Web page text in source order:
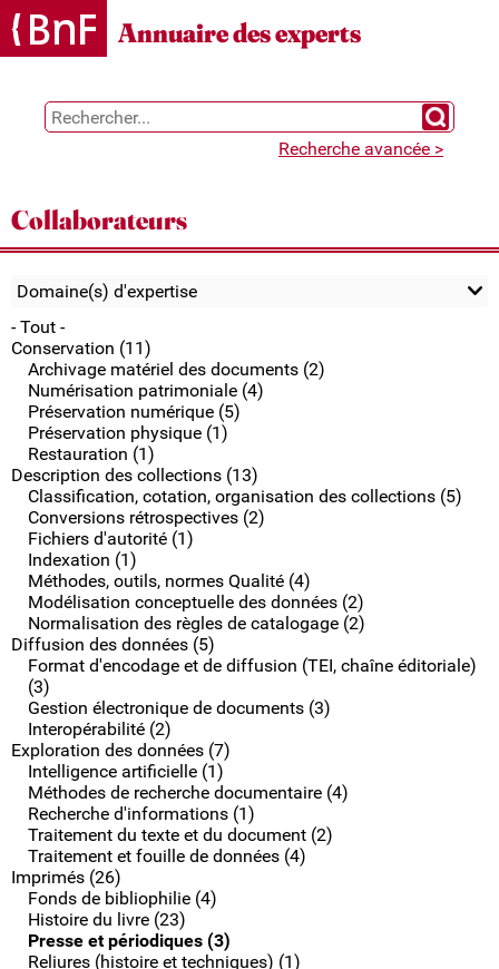
Gestion des cookies
Annuaire des experts
Chercher
Recherche avancée >
Collaborateurs
Domaine(s) d'expertise
- Tout -
Conservation (11)
Archivage matériel des documents (2)
Numérisation patrimoniale (4)
Préservation numérique (5)
Préservation physique (1)
Restauration (1)
Description des collections (13)
Classification, cotation, organisation des collections (5)
Conversions rétrospectives (2)
Fichiers d'autorité (1)
Indexation (1)
Méthodes, outils, normes Qualité (4)
Modélisation conceptuelle des données (2)
Normalisation des règles de catalogage (2)
Diffusion des données (5)
Format d'encodage et de diffusion (TEI, chaîne éditoriale)
(3)
Gestion électronique de documents (3)
Interopérabilité (2)
Exploration des données (7)
Intelligence artificielle (1)
Méthodes de recherche documentaire (4)
Recherche d'informations (1)
Traitement du texte et du document (2)
Traitement et fouille de données (4)
Imprimés (26)
Fonds de bibliophilie (4)
Histoire du livre (23)
Presse et périodiques (3)
Reliures (histoire et techniques) (1)